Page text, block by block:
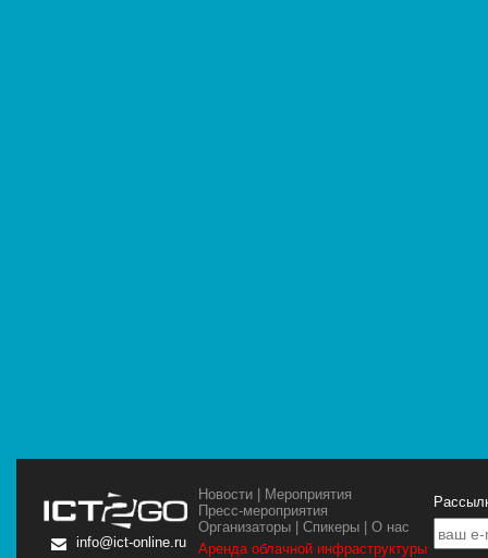
info@ict-online.ru
Новости
Мероприятия
Пресс-мероприятия
Организаторы |Спикеры |О нас
Аренда облачной инфраструктуры